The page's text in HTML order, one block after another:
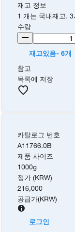
재고 정보
1 개는 국내재고.
수량
재고있음- 6개
참고
목록에 저장
카탈로그 번호
A11766.0B
제품 사이즈
1000g
정가 (KRW)
216,000
공급가(KRW)
로그인